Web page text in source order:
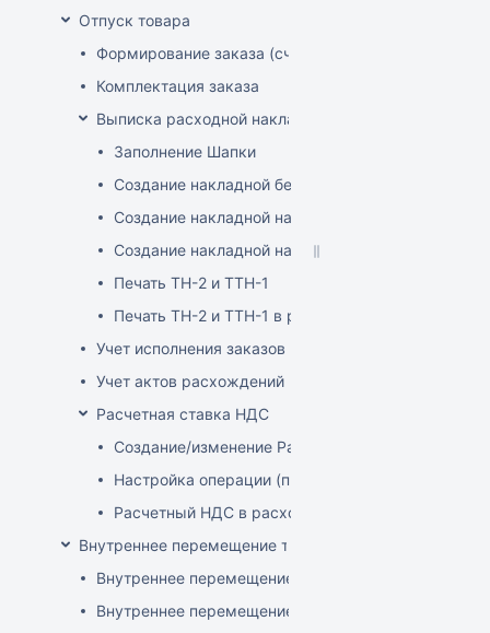
Отпуск товара
Формирование заказа (счета-фактуры)
Комплектация заказа
Выписка расходной накладной
Заполнение Шапки
Создание накладной без заказа
Создание накладной на основе заказа
Создание накладной на основе документа ТСД
Печать ТН-2 и ТТН-1
Печать ТН-2 и ТТН-1 в розничных ценах
Учет исполнения заказов на продажу
Учет актов расхождений при отгрузке товара
Расчетная ставка НДС
Создание/изменение Расчетной ставки НДС
Настройка операции (продажа)
Расчетный НДС в расходных документах
Внутреннее перемещение товаров
Внутреннее перемещение через документ
Внутреннее перемещение через накладные (РБ)